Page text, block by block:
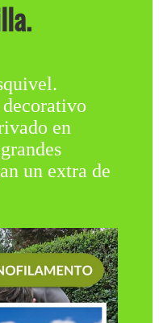
decorativo
en
un extra de